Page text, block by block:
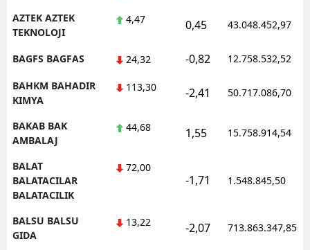
AZTEK AZTEK
TEKNOLOJI
4,47 0,45 43.048.452,97
BAGFS BAGFAS 24,32 -0,82 12.758.532,52
BAHKM BAHADIR
KIMYA
113,30 -2,41 50.717.086,70
BAKAB BAK
AMBALAJ
44,68 1,55 15.758.914,54
BALAT
BALATACILAR
BALATACILIK
72,00
-1,71 1.548.845,50
BALSU BALSU
GIDA
13,22 -2,07 713.863.347,85